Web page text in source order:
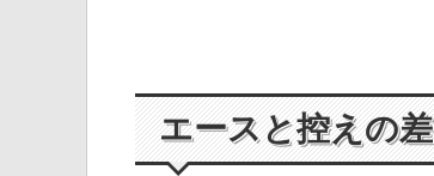
エースと控えの差